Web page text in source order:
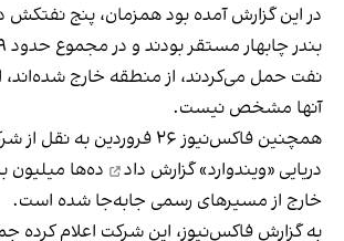
در این گزارش آمده بود همزمان، پنج نفتکش
نفت حمل می‌کردند، از منطقه خارج
آنها مشخص نیست.
همچنین فاکس‌نیوز ۲۶ فروردین به
دریایی «ویندوارد»گزارش داد
ده‌ها میلیون
خارج از مسیرهای رسمی جابه‌جا شده است.
به گزارش فاکس‌نیوز، این شرکت اعلام کرده